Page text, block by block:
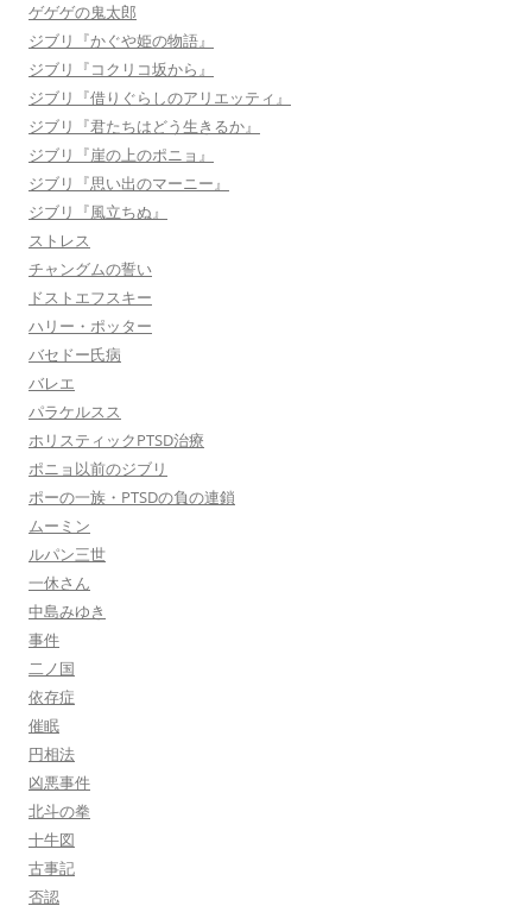
ゲゲゲの鬼太郎
ジブリ『かぐや姫の物語』
ジブリ『コクリコ坂から』
ジブリ『借りぐらしのアリエッティ』
ジブリ『君たちはどう生きるか』
ジブリ『崖の上のポニョ』
ジブリ『思い出のマーニー』
ジブリ『風立ちぬ』
ストレス
チャングムの誓い
ドストエフスキー
ハリー・ポッター
バセドー氏病
バレエ
パラケルスス
ホリスティックPTSD治療
ポニョ以前のジブリ
ポーの一族・PTSDの負の連鎖
ムーミン
ルパン三世
一休さん
中島みゆき
事件
二ノ国
依存症
催眠
円相法
凶悪事件
北斗の拳
十牛図
古事記
否認